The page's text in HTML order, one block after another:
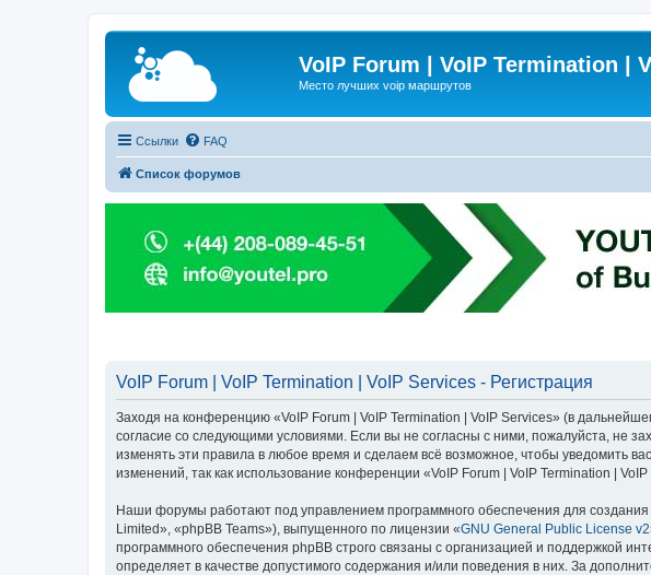
VoIP Forum | VoIP Termination |
Место лучших voip маршрутов
Ссылки FAQ
Список форумов
VoIP Forum | VoIP Termination | VoIP Services - Регистрация
Заходя на конференцию «VoIP Forum | VoIP Termination | VoIP Services» (в
согласие со следующими условиями. Если вы не согласны с ними, пожалуйста, не
изменять эти правила в любое время и сделаем всё возможное, чтобы уведомить
изменений, так как использование конференции «VoIP Forum | VoIP Termination |
Наши форумы работают под управлением программного обеспечения для
Limited», «phpBB Teams»), выпущенного по лицензии «GNU General Public License v2
программного обеспечения phpBB строго связаны с организацией и поддержкой
определяет в качестве допустимого содержания и/или поведения в них. За